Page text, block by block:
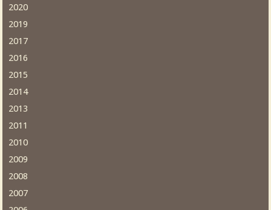
2020
2019
2017
2016
2015
2014
2013
2011
2010
2009
2008
2007